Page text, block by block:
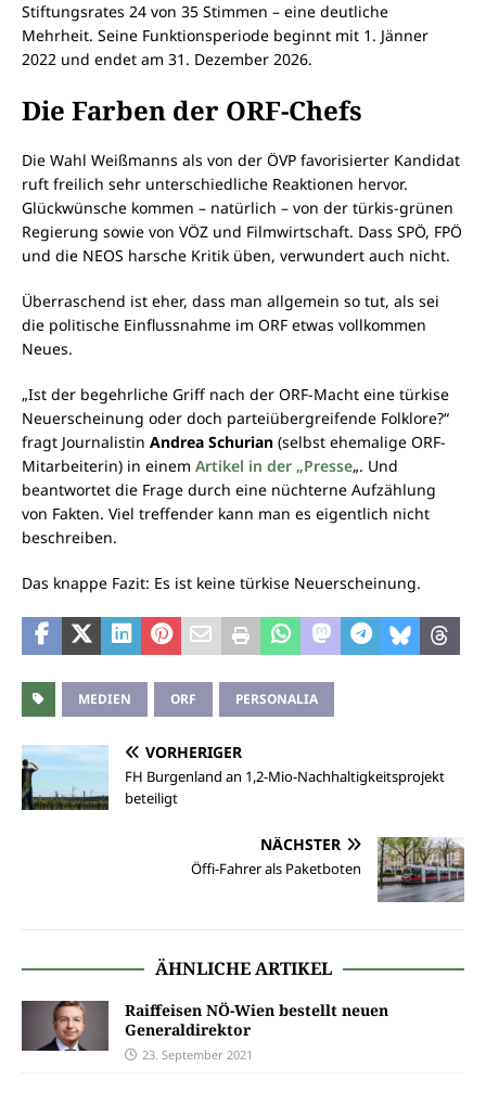
Stiftungsrates 24 von 35 Stimmen – eine deutliche
Mehrheit. Seine Funktionsperiode beginnt mit 1. Jänner
2022 und endet am 31. Dezember 2026.
Die Farben der ORF-Chefs
Die Wahl Weißmanns als von der ÖVP favorisierter Kandidat
ruft freilich sehr unterschiedliche Reaktionen hervor.
Glückwünsche kommen – natürlich – von der türkis-grünen
Regierung sowie von VÖZ und Filmwirtschaft. Dass SPÖ, FPÖ
und die NEOS harsche Kritik üben, verwundert auch nicht.
Überraschend ist eher, dass man allgemein so tut, als sei
die politische Einflussnahme im ORF etwas vollkommen
Neues.
„Ist der begehrliche Griff nach der ORF-Macht eine türkise
Neuerscheinung oder doch parteiübergreifende Folklore?“
fragt Journalistin Andrea Schurian (selbst ehemalige ORF-
Mitarbeiterin) in einem Artikel in der „Presse„. Und
beantwortet die Frage durch eine nüchterne Aufzählung
von Fakten. Viel treffender kann man es eigentlich nicht
beschreiben.
Das knappe Fazit: Es ist keine türkise Neuerscheinung.
MEDIEN ORF PERSONALIA
VORHERIGER
FH Burgenland an 1,2-Mio-Nachhaltigkeitsprojekt
beteiligt
NÄCHSTER
Öffi-Fahrer als Paketboten
ÄHNLICHE ARTIKEL
Raiffeisen NÖ-Wien bestellt neuen
Generaldirektor
23. September 2021